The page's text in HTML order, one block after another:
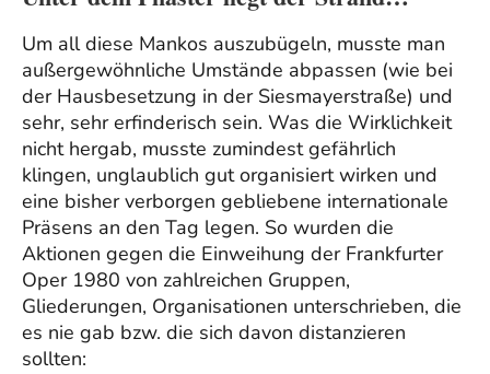
Um all diese Mankos auszubügeln, musste man
außergewöhnliche Umstände abpassen (wie bei
der Hausbesetzung in der Siesmayerstraße) und
sehr, sehr erfinderisch sein. Was die Wirklichkeit
nicht hergab, musste zumindest gefährlich
klingen, unglaublich gut organisiert wirken und
eine bisher verborgen gebliebene internationale
Präsens an den Tag legen. So wurden die
Aktionen gegen die Einweihung der Frankfurter
Oper 1980 von zahlreichen Gruppen,
Gliederungen, Organisationen unterschrieben, die
es nie gab bzw. die sich davon distanzieren
sollten: